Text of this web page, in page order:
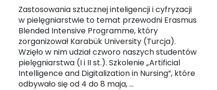
Zastosowania sztucznej inteligencji i cyfryzacji
w pielęgniarstwie to temat przewodni Erasmus
Blended Intensive Programme, który
zorganizował Karabük University (Turcja).
Wzięło w nim udział czworo naszych studentów
pielęgniarstwa (I i II st.). Szkolenie „Artificial
Intelligence and Digitalization in Nursing”, które
odbywało się od 4 do 8 maja, ...